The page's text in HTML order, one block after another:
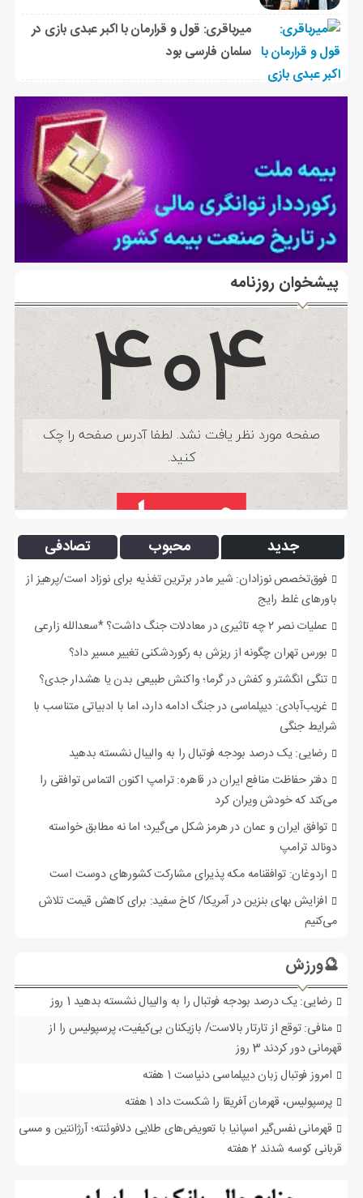
میرباقری: قول و قرارمان با اکبر عبدی بازی در
سلمان فارسی بود
پیشخوان روزنامه
جدید محبوب تصادفی
فوق‌تخصص نوزادان: شیر مادر برترین تغذیه برای نوزاد است/پرهیز از
باورهای غلط رایج
عملیات نصر ۲ چه تاثیری در معادلات جنگ داشت؟ *سعدالله زارعی
بورس تهران چگونه از ریزش به رکوردشکنی تغییر مسیر داد؟
تنگی انگشتر و کفش در گرما؛ واکنش طبیعی بدن یا هشدار جدی؟
غریب‌آبادی: دیپلماسی در جنگ ادامه دارد، اما با ادبیاتی متناسب با
شرایط جنگی
رضایی: یک درصد بودجه فوتبال را به والیبال نشسته بدهید
دفتر حفاظت منافع ایران در قاهره: ترامپ اکنون التماس توافقی را
می‌کند که خودش ویران کرد
توافق ایران و عمان در هرمز شکل می‌گیرد؛ اما نه مطابق خواسته
دونالد ترامپ
اردوغان: توافقنامه مکه پذیرای مشارکت کشورهای دوست است
افزایش بهای بنزین در آمریکا/ کاخ سفید: برای کاهش قیمت تلاش
می‌کنیم
🔮ورزش
رضایی: یک درصد بودجه فوتبال را به والیبال نشسته بدهید 1 روز
منافی: توقع از تارتار بالاست/ بازیکنان بی‌کیفیت، پرسپولیس را از
قهرمانی دور کردند 3 روز
امروز فوتبال زبان دیپلماسی دنیاست 1 هفته
پرسپولیس، قهرمان آفریقا را شکست داد 1 هفته
قهرمانی نفس‌گیر اسپانیا با تعویض‌های طلایی دلافوئنته؛ آرژانتین و مسی
قربانی کوسه شدند 2 هفته